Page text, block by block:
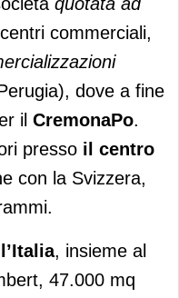
commerciali,
dove a fine
il CremonaPo.
presso il centro
con la Svizzera,
l’Italia, insieme al
47.000 mq